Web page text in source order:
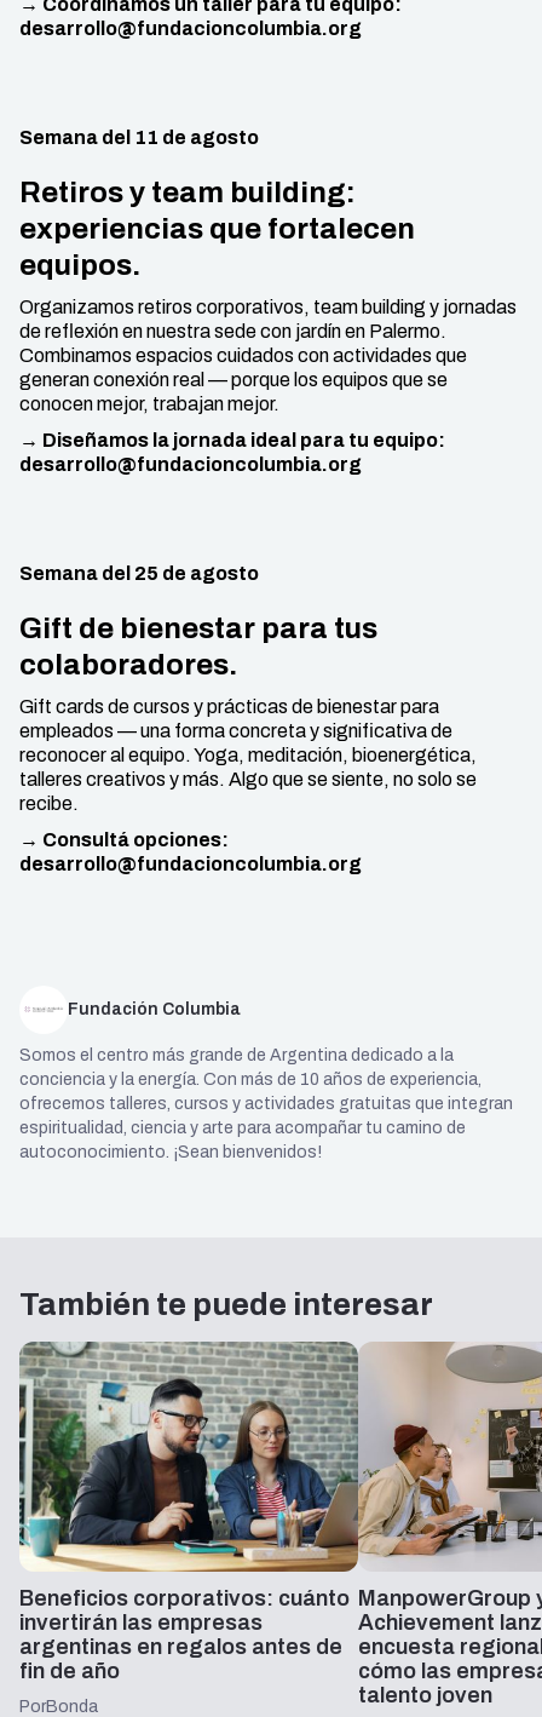
→ Coordinamos un taller para tu equipo:
desarrollo@fundacioncolumbia.org
Semana del 11 de agosto
Retiros y team building:
experiencias que fortalecen
equipos.
Organizamos retiros corporativos, team building y jornadas
de reflexión en nuestra sede con jardín en Palermo.
Combinamos espacios cuidados con actividades que
generan conexión real — porque los equipos que se
conocen mejor, trabajan mejor.
→ Diseñamos la jornada ideal para tu equipo:
desarrollo@fundacioncolumbia.org
Semana del 25 de agosto
Gift de bienestar para tus
colaboradores.
Gift cards de cursos y prácticas de bienestar para
empleados — una forma concreta y significativa de
reconocer al equipo. Yoga, meditación, bioenergética,
talleres creativos y más. Algo que se siente, no solo se
recibe.
→ Consultá opciones:
desarrollo@fundacioncolumbia.org
Fundación Columbia
Somos el centro más grande de Argentina dedicado a la
conciencia y la energía. Con más de 10 años de experiencia,
ofrecemos talleres, cursos y actividades gratuitas que integran
espiritualidad, ciencia y arte para acompañar tu camino de
autoconocimiento. ¡Sean bienvenidos!
También te puede interesar
Beneficios corporativos: cuánto
invertirán las empresas
argentinas en regalos antes de
fin de año
PorBonda
ManpowerGroup
Achievement
encuesta
cómo las
talento joven